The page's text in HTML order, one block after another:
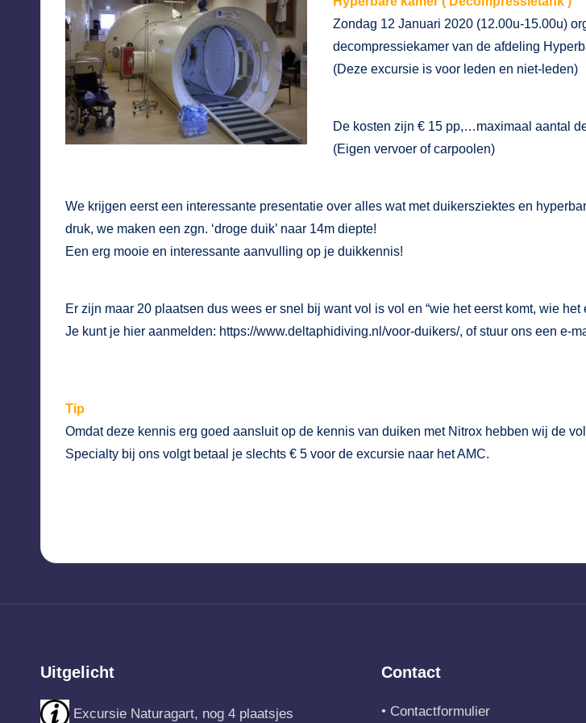
Zondag 12 Januari 2020 (12.00u-15.00u)
decompressiekamer van de afdeling
(Deze excursie is voor leden en niet-leden)
De kosten zijn € 15 pp,…maximaal aantal
(Eigen vervoer of carpoolen)
We krijgen eerst een interessante presentatie over alles wat met duikersziektes en
druk, we maken een zgn. ‘droge duik’ naar 14m diepte!
Een erg mooie en interessante aanvulling op je duikkennis!
Er zijn maar 20 plaatsen dus wees er snel bij want vol is vol en “wie het eerst komt, wie het
Je kunt je hier aanmelden: https://www.deltaphidiving.nl/voor-duikers/, ofstuur ons een e-
Tip
Omdat deze kennis erg goed aansluit op de kennis van duiken met Nitrox hebben wij de
Specialty bij ons volgt betaal je slechts € 5 voor de excursie naar het AMC.
Uitgelicht
Excursie Naturagart, nog 4 plaatsjes
Contact
• Contactformulier